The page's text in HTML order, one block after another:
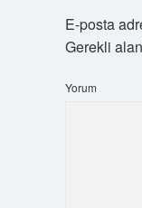
E-posta
Gerekli
Yorum